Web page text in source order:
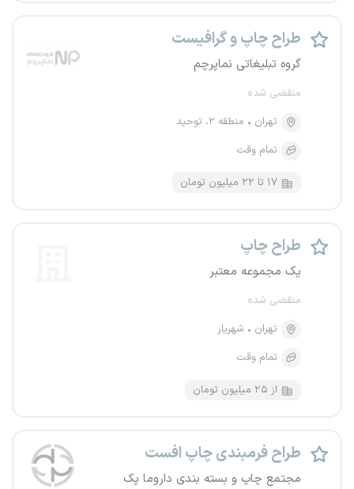
طراح چاپ و گرافیست
گروه تبلیغاتی نماپرچم
منقضی شده
تهران
منطقه ۲، توحید
تمام وقت
۱۷ تا ۲۲ میلیون تومان
طراح چاپ
یک مجموعه معتبر
منقضی شده
تهران
شهریار
تمام وقت
از ۲۵ میلیون تومان
طراح فرمبندی چاپ افست
مجتمع چاپ و بسته‌ بندی داروما پک